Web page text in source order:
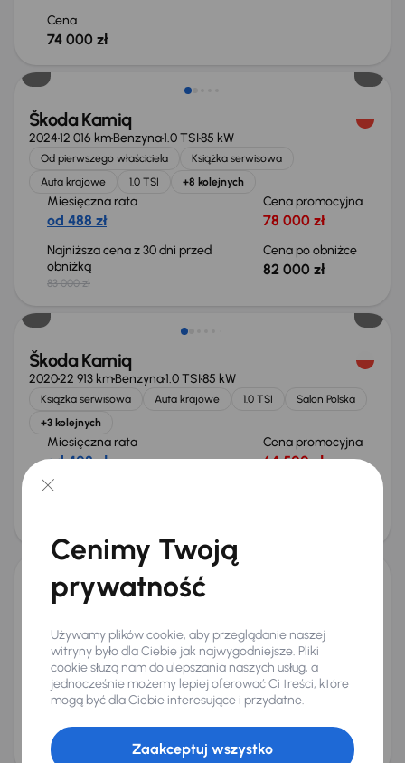
Cena
74 000 zł
Škoda Kamiq
202412 016 kmBenzyna1.0 TSI85 kW
Od pierwszego właściciela
Książka serwisowa
Auta krajowe
1.0 TSI +8 kolejnych
Miesięczna rata
od 488 zł
Cena promocyjna
78 000 zł
Najniższa cena z 30 dni przed
obniżką
83 000 zł
Cena po obniżce
82 000 zł
Taniej o 1 500 zł
Škoda Kamiq
202022 913 kmBenzyna1.0 TSI85 kW
Książka serwisowa Auta krajowe 1.0 TSI
Salon Polska
+3 kolejnych
Miesięczna rata
od 408 zł
Cena promocyjna
64 500 zł
Najniższa cena z 30 dni przed
Škoda Kamiq
Od pierwszego właściciela Książka serwisowa
1.0 TSI
1. Właściciel
+7 kolejnych
Miesięczna rata
od 571 zł
Cena promocyjna
92 000 zł
Cena
96 000 zł
Cenimy Twoją
prywatność
Używamy plików cookie, aby przeglądanie naszej
witryny było dla Ciebie jak najwygodniejsze. Pliki
cookie służą nam do ulepszania naszych usług, a
jednocześnie możemy lepiej oferować Ci treści, które
mogą być dla Ciebie interesujące i przydatne.
Zaakceptuj wszystko